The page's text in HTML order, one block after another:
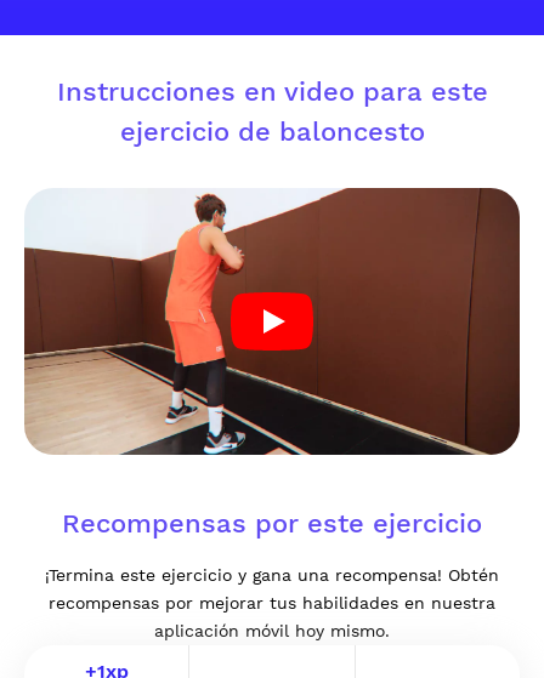
Instrucciones en video para este
ejercicio de baloncesto
Recompensas por este ejercicio
¡Termina este ejercicio y gana una recompensa! Obtén
recompensas por mejorar tus habilidades en nuestra
aplicación móvil hoy mismo.
+1xp